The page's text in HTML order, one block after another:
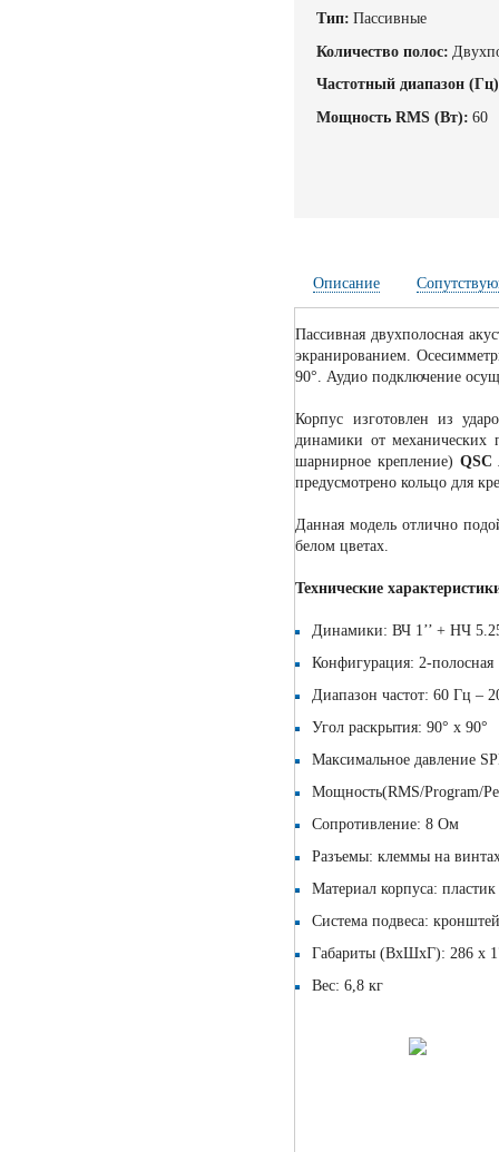
Тип: Пассивные
Количество полос:
Частотный диапазон
Мощность RMS (Вт): 60
Описание
Пассивная двухполосная
экранированием.
90°. Аудио подключение
Корпус изготовлен из
динамики от
шарнирное крепление)QSC
предусмотрено кольцо для
Данная модель отлично
белом цветах.
Технические
Динамики: ВЧ 1’’ + НЧ
Конфигурация: 2-полосная
Диапазон частот: 60 Гц –
Угол раскрытия: 90° x 90°
Максимальное давление
Мощность(RMS/Program/
Сопротивление: 8 Ом
Разъемы: клеммы на
Материал корпуса: пластик
Система подвеса:
Габариты (ВхШхГ): 286 x
Вес: 6,8 кг